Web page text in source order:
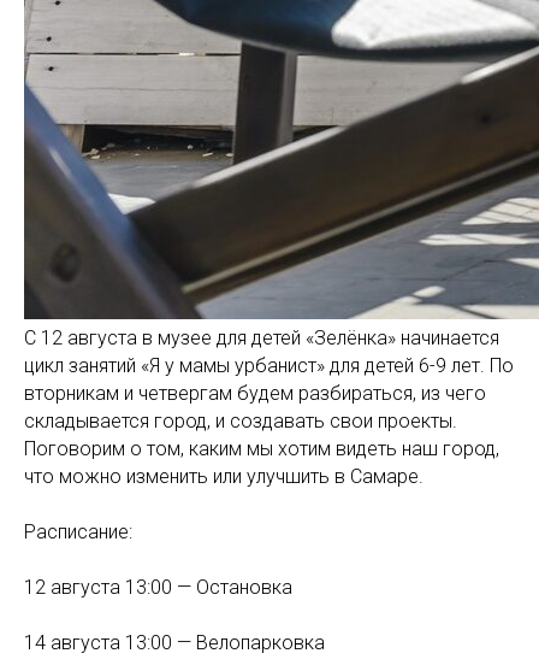
С 12 августа в музее для детей «Зелёнка» начинается
цикл занятий «Я у мамы урбанист» для детей 6-9 лет. По
вторникам и четвергам будем разбираться, из чего
складывается город, и создавать свои проекты.
Поговорим о том, каким мы хотим видеть наш город,
что можно изменить или улучшить в Самаре.
Расписание:
12 августа 13:00 — Остановка
14 августа 13:00 — Велопарковка